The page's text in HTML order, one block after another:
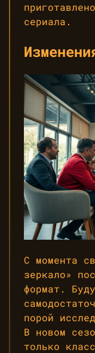
сериала.
С момента
зеркало»
формат.
порой
В новом
только